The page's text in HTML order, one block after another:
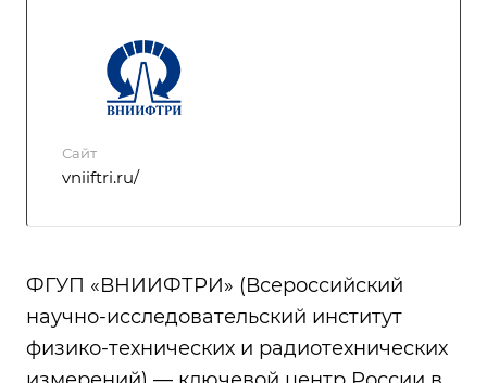
Сайт
vniiftri.ru/
ФГУП «ВНИИФТРИ» (Всероссийский
научно-исследовательский институт
физико-технических и радиотехнических